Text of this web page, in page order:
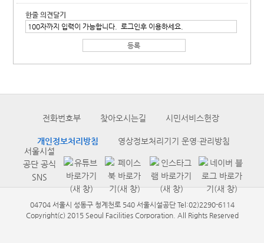
한줄 의견달기
전화번호부 찾아오시는길 시민서비스헌장
개인정보처리방침
영상정보처리기기 운영·관리방침
서울시설
공단 공식
SNS
04704 서울시 성동구 청계천로 540 서울시설공단 Tel:02)2290-6114
Copyright(c) 2015 Seoul Facilities Corporation. All Rights Reserved